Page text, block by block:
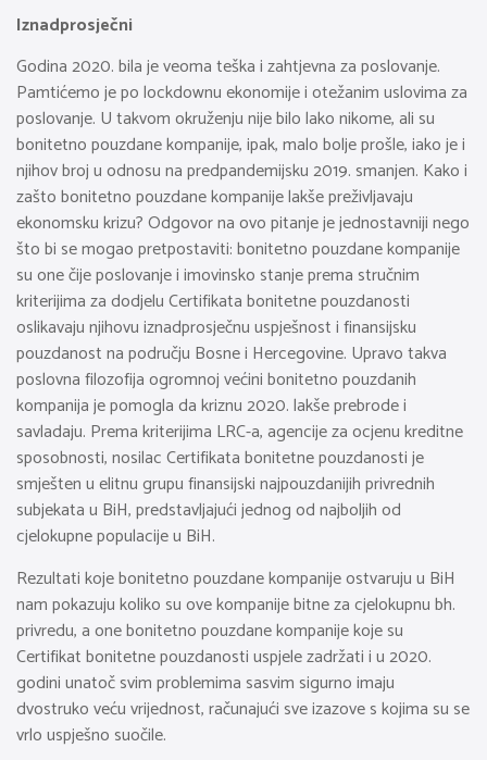
Iznadprosječni
Godina 2020. bila je veoma teška i zahtjevna za poslovanje.
Pamtićemo je po lockdownu ekonomije i otežanim uslovima za
poslovanje. U takvom okruženju nije bilo lako nikome, ali su
bonitetno pouzdane kompanije, ipak, malo bolje prošle, iako je i
njihov broj u odnosu na predpandemijsku 2019. smanjen. Kako i
zašto bonitetno pouzdane kompanije lakše preživljavaju
ekonomsku krizu? Odgovor na ovo pitanje je jednostavniji nego
što bi se mogao pretpostaviti: bonitetno pouzdane kompanije
su one čije poslovanje i imovinsko stanje prema stručnim
kriterijima za dodjelu Certifikata bonitetne pouzdanosti
oslikavaju njihovu iznadprosječnu uspješnost i finansijsku
pouzdanost na području Bosne i Hercegovine. Upravo takva
poslovna filozofija ogromnoj većini bonitetno pouzdanih
kompanija je pomogla da kriznu 2020. lakše prebrode i
savladaju. Prema kriterijima LRC-a, agencije za ocjenu kreditne
sposobnosti, nosilac Certifikata bonitetne pouzdanosti je
smješten u elitnu grupu finansijski najpouzdanijih privrednih
subjekata u BiH, predstavljajući jednog od najboljih od
cjelokupne populacije u BiH.
Rezultati koje bonitetno pouzdane kompanije ostvaruju u BiH
nam pokazuju koliko su ove kompanije bitne za cjelokupnu bh.
privredu, a one bonitetno pouzdane kompanije koje su
Certifikat bonitetne pouzdanosti uspjele zadržati i u 2020.
godini unatoč svim problemima sasvim sigurno imaju
dvostruko veću vrijednost, računajući sve izazove s kojima su se
vrlo uspješno suočile.